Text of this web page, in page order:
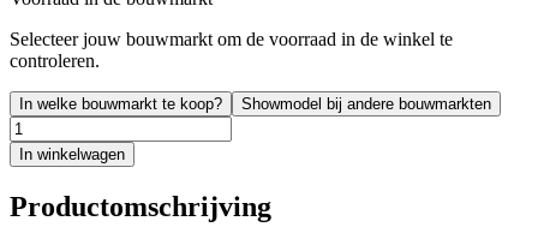
Selecteer jouw bouwmarkt om de voorraad in de winkel te
controleren.
In welke bouwmarkt te koop? Showmodel bij andere bouwmarkten
In winkelwagen
Productomschrijving